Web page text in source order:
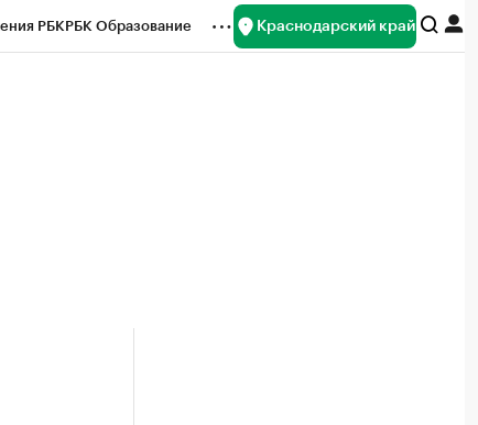
РБКРБК Образование Краснодарский край